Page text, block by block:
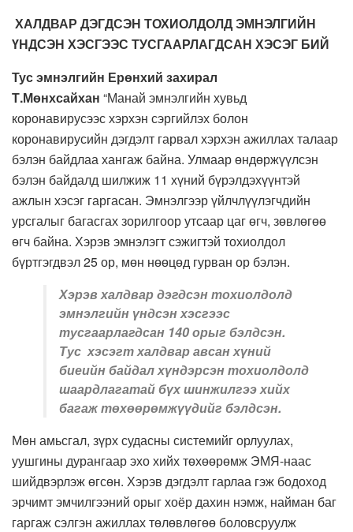
ХАЛДВАР ДЭГДСЭН ТОХИОЛДОЛД ЭМНЭЛГИЙН
ҮНДСЭН ХЭСГЭЭС ТУСГААРЛАГДСАН ХЭСЭГ БИЙ
Тус эмнэлгийн Ерөнхий захирал
Т.Мөнхсайхан “Манай эмнэлгийн хувьд
коронавирусээс хэрхэн сэргийлэх болон
коронавирусийн дэгдэлт гарвал хэрхэн ажиллах талаар
бэлэн байдлаа хангаж байна. Улмаар өндөржүүлсэн
бэлэн байдалд шилжиж 11 хүний бүрэлдэхүүнтэй
ажлын хэсэг гаргасан. Эмнэлгээр үйлчлүүлэгчдийн
урсгалыг багасгах зорилгоор утсаар цаг өгч, зөвлөгөө
өгч байна. Хэрэв эмнэлэгт сэжигтэй тохиолдол
бүртгэгдвэл 25 ор, мөн нөөцөд гурван ор бэлэн.
Хэрэв халдвар дэгдсэн тохиолдолд
эмнэлгийн үндсэн хэсгээс
тусгаарлагдсан 140 орыг бэлдсэн.
Тус хэсэгт халдвар авсан хүний
биеийн байдал хүндэрсэн тохиолдолд
шаардлагатай бүх шинжилгээ хийх
багаж төхөөрөмжүүдийг бэлдсэн.
Мөн амьсгал, зүрх судасны системийг орлуулах,
уушгины дурангаар эхо хийх төхөөрөмж ЭМЯ-наас
шийдвэрлэж өгсөн. Хэрэв дэгдэлт гарлаа гэж бодоход
эрчимт эмчилгээний орыг хоёр дахин нэмж, найман баг
гаргаж сэлгэн ажиллах төлөвлөгөө боловсруулж